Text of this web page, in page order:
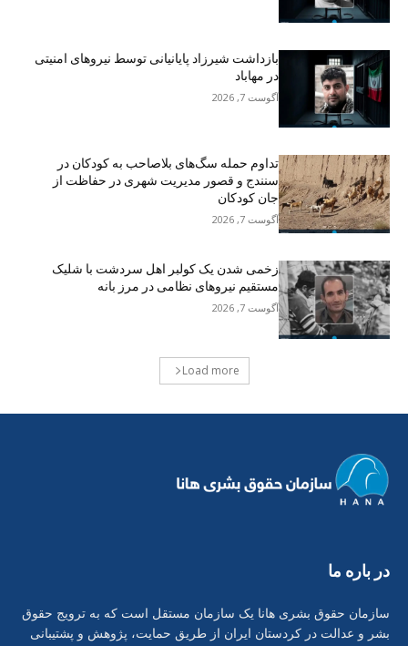
بازداشت شیرزاد پایانیانی توسط نیروهای امنیتی
در مهاباد
آگوست 7, 2026
تداوم حمله سگ‌های بلاصاحب به کودکان در
سنندج و قصور مدیریت شهری در حفاظت از
جان کودکان
آگوست 7, 2026
زخمی شدن یک کولبر اهل سردشت با شلیک
مستقیم نیروهای نظامی در مرز بانه
آگوست 7, 2026
Load more
در بارە ما
سازمان حقوق بشری هانا یک سازمان مستقل است که به ترویج حقوق
بشر و عدالت در کردستان ایران از طریق حمایت، پژوهش و پشتیبانی